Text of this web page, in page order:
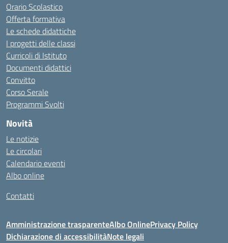
Orario Scolastico
Offerta formativa
Le schede didattiche
I progetti delle classi
Curricoli di Istituto
Documenti didattici
Convitto
Corso Serale
Programmi Svolti
Novità
Le notizie
Le circolari
Calendario eventi
Albo online
Contatti
Amministrazione trasparenteAlbo OnlinePrivacy Policy
Dichiarazione di accessibilitàNote legali